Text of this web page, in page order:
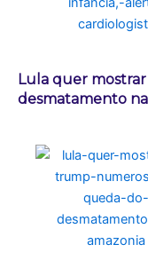
Lula quer
desmatamento